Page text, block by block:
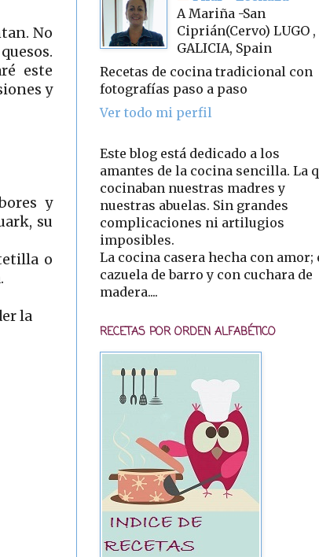
No
este
y
y
su
o
la
A Mariña -San
Ciprián(Cervo) LUGO ,
GALICIA, Spain
Recetas de cocina tradicional con
fotografías paso a paso
Ver todo mi perfil
Este blog está dedicado a los
amantes de la cocina sencilla. La
cocinaban nuestras madres y
nuestras abuelas. Sin grandes
complicaciones ni artilugios
imposibles.
La cocina casera hecha con amor;
cazuela de barro y con cuchara de
madera....
RECETAS POR ORDEN ALFABÉTICO